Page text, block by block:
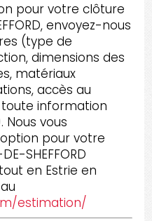
pour votre clôture
envoyez-nous
(type de
dimensions des
matériaux
accès au
information
vous
pour votre
SHEFFORD
en Estrie en
estimation/